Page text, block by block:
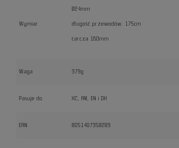
Wymiar
Ø24mm
długość przewodów: 175cm
tarcza 160mm
Waga 379g
Pasuje do XC, AM, EN i DH
EAN 8051407358289